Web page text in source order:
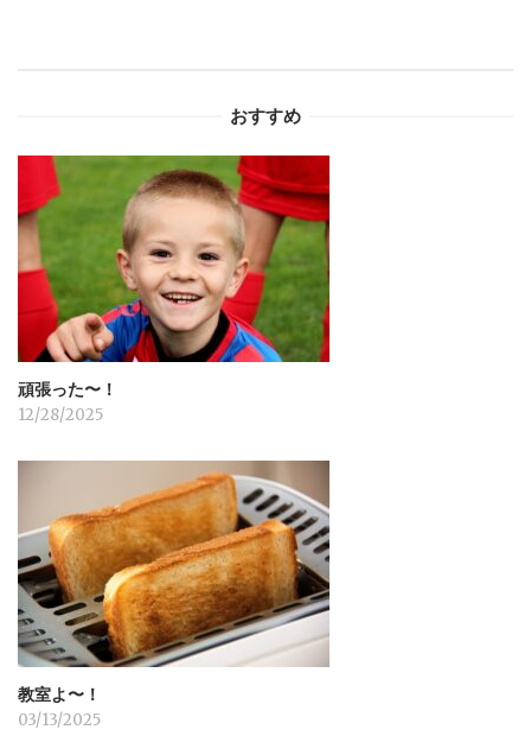
シ
ョ
ン
おすすめ
頑張った〜！
12/28/2025
教室よ〜！
03/13/2025